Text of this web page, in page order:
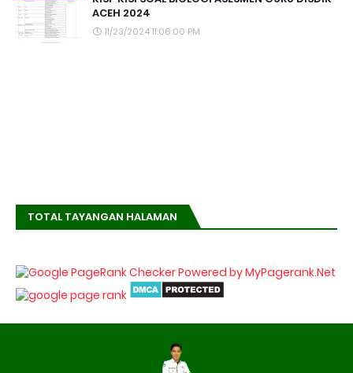
ACEH 2024
11/23/2024 11:06:00 PM
TOTAL TAYANGAN HALAMAN